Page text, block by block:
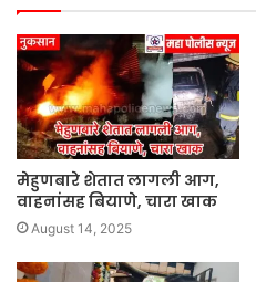
मेहुणबारे शेतात लागली आग,
वाहनांसह बियाणे, चारा खाक
August 14, 2025